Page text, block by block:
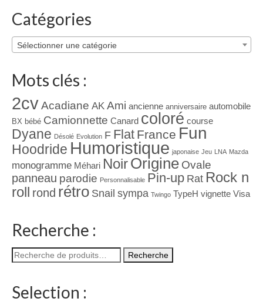
Catégories
Sélectionner une catégorie
Mots clés :
2cvAcadiane AK Ami ancienne anniversaire automobile
BX bébé Camionnette Canard coloré course
Dyane Désolé Evolution F Flat France Fun
Hoodride Humoristique japonaise Jeu LNA Mazda
monogramme Méhari NoirOrigine Ovale
panneau parodie Personnalisable Pin-up Rat Rock n
roll rond rétro Snail sympa Twingo TypeH vignette Visa
Recherche :
Recherche
pour :
Recherche
Selection :